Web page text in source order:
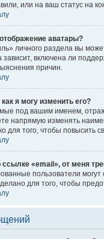
или на ваш статус на
аватары?
личного раздела вы
включена ли
причин.
я могу изменить его?
под вашим именем,
напрямую изменять
для того, чтобы повысить
ссылке «email», от меня
пользователи
для того, чтобы